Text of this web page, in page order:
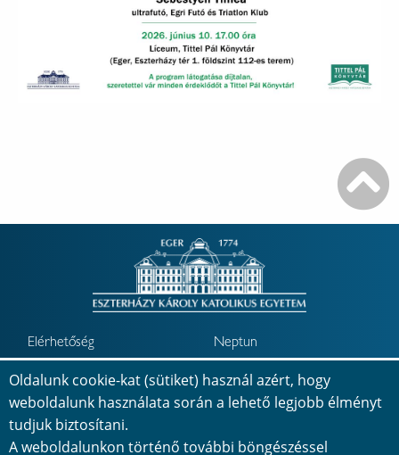
Oldalunk cookie-kat (sütiket) használ azért, hogy
weboldalunk használata során a lehető legjobb élményt
tudjuk biztosítani.
A weboldalunkon történő további böngészéssel
Elérhetőség Neptun
Minőségbiztosítás Jövőkép
Telefonkönyv Térkép
Adatvédelem Impresszum